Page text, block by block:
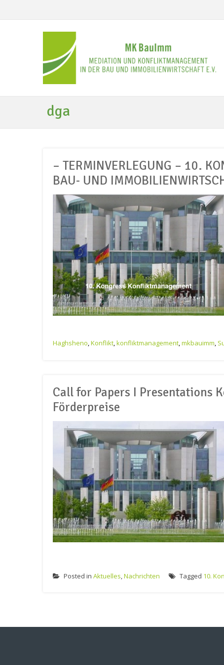
dga
– TERMINVERLEGUNG – 10.
BAU- UND
Haghsheno,Konflikt,konfliktmanagement,mkbauimm,
Call for Papers I Presentations
Förderpreise
Posted in Aktuelles,Nachrichten Tagged 10.